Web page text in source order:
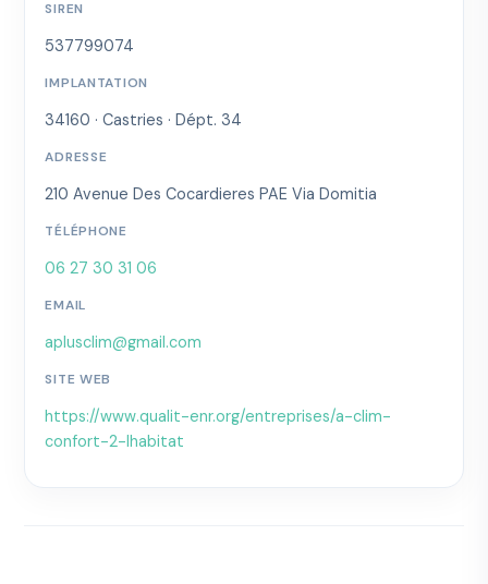
SIREN
537799074
IMPLANTATION
34160 · Castries · Dépt. 34
ADRESSE
210 Avenue Des Cocardieres PAE Via Domitia
TÉLÉPHONE
06 27 30 31 06
EMAIL
aplusclim@gmail.com
SITE WEB
https://www.qualit-enr.org/entreprises/a-clim-
confort-2-lhabitat